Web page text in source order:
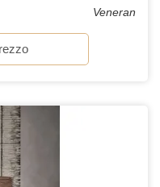
Veneran